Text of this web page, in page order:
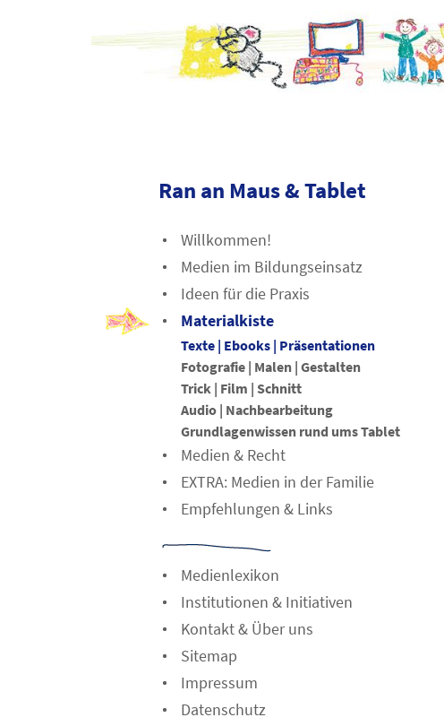
Ran an Maus & Tablet
Willkommen!
Medien im Bildungseinsatz
Ideen für die Praxis
Materialkiste
Texte | Ebooks | Präsentationen
Fotografie | Malen | Gestalten
Trick | Film | Schnitt
Audio | Nachbearbeitung
Grundlagenwissen rund ums Tablet
Medien & Recht
EXTRA: Medien in der Familie
Empfehlungen & Links
Medienlexikon
Institutionen & Initiativen
Kontakt & Über uns
Sitemap
Impressum
Datenschutz